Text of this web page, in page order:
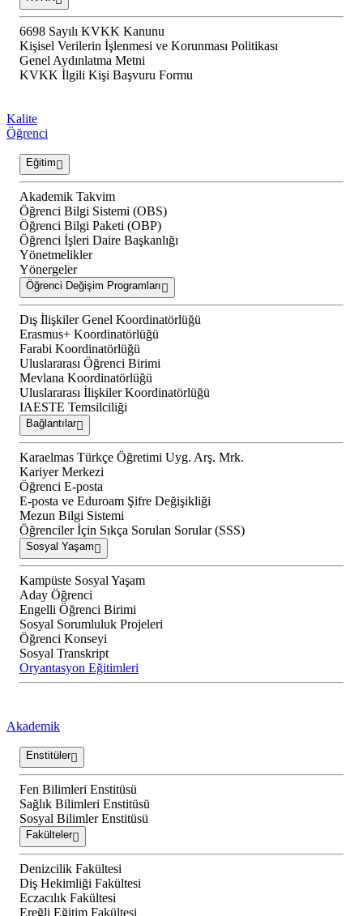
6698 Sayılı KVKK Kanunu
Kişisel Verilerin İşlenmesi ve Korunması Politikası
Genel Aydınlatma Metni
KVKK İlgili Kişi Başvuru Formu
Kalite
Öğrenci
Eğitim
Akademik Takvim
Öğrenci Bilgi Sistemi (OBS)
Öğrenci Bilgi Paketi (OBP)
Öğrenci İşleri Daire Başkanlığı
Yönetmelikler
Yönergeler
Öğrenci Değişim Programları
Dış İlişkiler Genel Koordinatörlüğü
Erasmus+ Koordinatörlüğü
Farabi Koordinatörlüğü
Uluslararası Öğrenci Birimi
Mevlana Koordinatörlüğü
Uluslararası İlişkiler Koordinatörlüğü
IAESTE Temsilciliği
Bağlantılar
Karaelmas Türkçe Öğretimi Uyg. Arş. Mrk.
Kariyer Merkezi
Öğrenci E-posta
E-posta ve Eduroam Şifre Değişikliği
Mezun Bilgi Sistemi
Öğrenciler İçin Sıkça Sorulan Sorular (SSS)
Sosyal Yaşam
Kampüste Sosyal Yaşam
Aday Öğrenci
Engelli Öğrenci Birimi
Sosyal Sorumluluk Projeleri
Öğrenci Konseyi
Sosyal Transkript
Oryantasyon Eğitimleri
Akademik
Enstitüler
Fen Bilimleri Enstitüsü
Sağlık Bilimleri Enstitüsü
Sosyal Bilimler Enstitüsü
Fakülteler
Denizcilik Fakültesi
Diş Hekimliği Fakültesi
Eczacılık Fakültesi
Ereğli Eğitim Fakültesi